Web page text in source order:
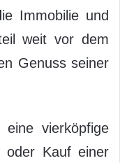
Immobilie und
weit vor dem
Genuss seiner
eine vierköpfige
oder Kauf einer